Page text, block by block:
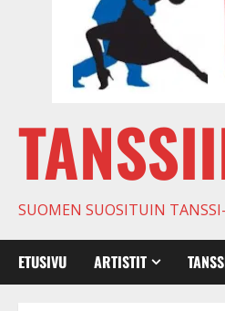
SUOMEN SUOSITUIN
ETUSIVU ARTISTIT